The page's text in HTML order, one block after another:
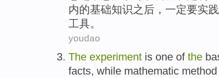
内的基础知识之后， 一定要实践
工具。
youdao
The experiment is one of the
facts, while mathematic method